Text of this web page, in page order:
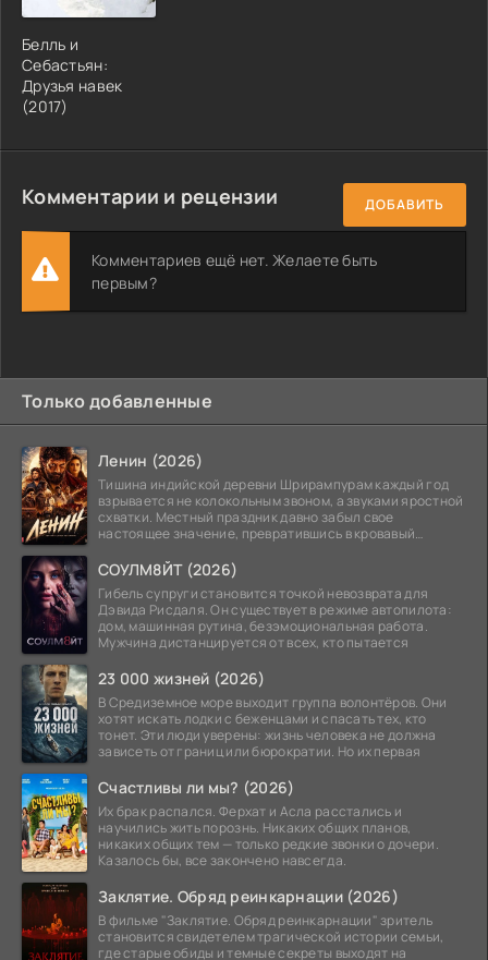
Белль и
Себастьян:
Друзья навек
(2017)
Комментарии и рецензии ДОБАВИТЬ
Комментариев ещё нет. Желаете быть
первым?
Только добавленные
Ленин (2026)
Тишина индийской деревни Шрирампурам каждый год
взрывается не колокольным звоном, а звуками яростной
схватки. Местный праздник давно забыл свое
настоящее значение, превратившись в кровавый
СОУЛМ8ЙТ (2026)
Гибель супруги становится точкой невозврата для
Дэвида Рисдаля. Он существует в режиме автопилота:
дом, машинная рутина, безэмоциональная работа.
Мужчина дистанцируется от всех, кто пытается
23 000 жизней (2026)
В Средиземное море выходит группа волонтёров. Они
хотят искать лодки с беженцами и спасать тех, кто
тонет. Эти люди уверены: жизнь человека не должна
зависеть от границ или бюрократии. Но их первая
Счастливы ли мы? (2026)
Их брак распался. Ферхат и Асла расстались и
научились жить порознь. Никаких общих планов,
никаких общих тем — только редкие звонки о дочери.
Казалось бы, все закончено навсегда.
Заклятие. Обряд реинкарнации (2026)
В фильме "Заклятие. Обряд реинкарнации" зритель
становится свидетелем трагической истории семьи,
где старые обиды и темные секреты выходят на